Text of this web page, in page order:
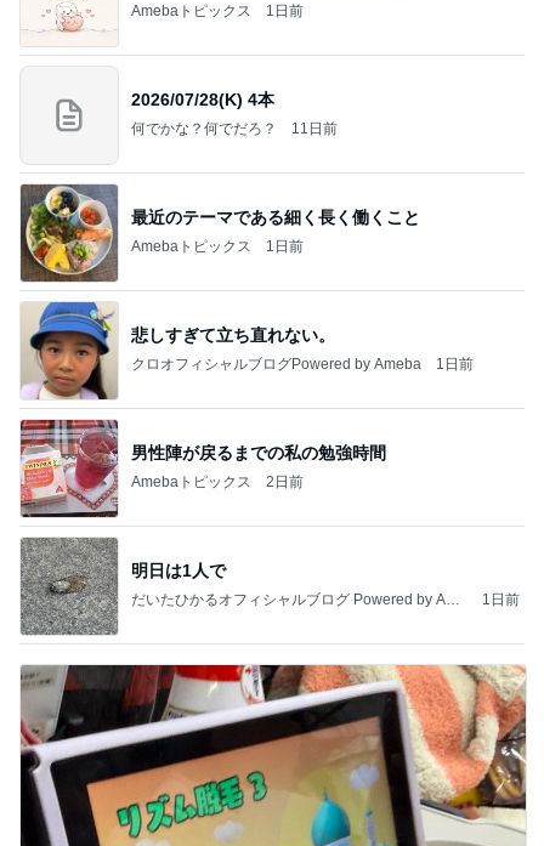
Amebaトピックス 1日前
2026/07/28(K) 4本
何でかな？何でだろ？ 11日前
最近のテーマである細く長く働くこと
Amebaトピックス 1日前
悲しすぎて立ち直れない。
クロオフィシャルブログPowered by Ameba 1日前
男性陣が戻るまでの私の勉強時間
Amebaトピックス 2日前
明日は1人で
だいたひかるオフィシャルブログ Powered by Ame
1日前